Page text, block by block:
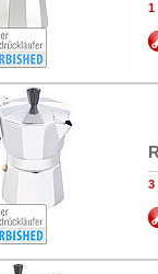
1
3